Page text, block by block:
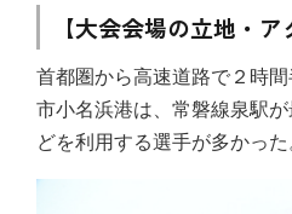
【大会会場の立地・
首都圏から高速道路で２時
市小名浜港は、常磐線泉駅
どを利用する選手が多かった